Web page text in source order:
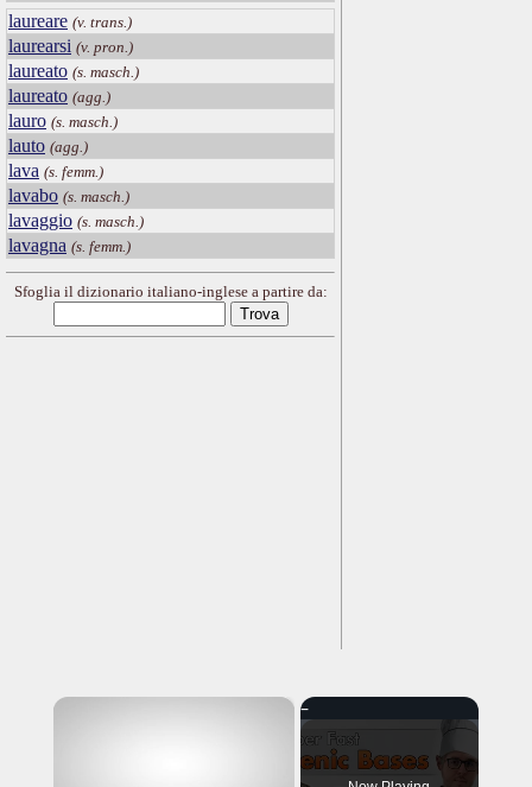
laureare (v. trans.)
laurearsi (v. pron.)
laureato (s. masch.)
laureato (agg.)
lauro (s. masch.)
lauto (agg.)
lava (s. femm.)
lavabo (s. masch.)
lavaggio (s. masch.)
lavagna (s. femm.)
Sfoglia il dizionario italiano-inglese a partire da:
×